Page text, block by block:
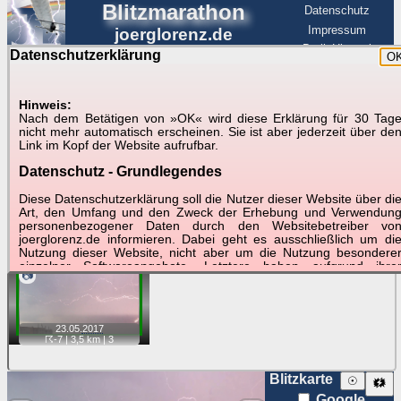
Datenschutzerklärung
Hinweis:
Nach dem Betätigen von »OK« wird diese Erklärung für 30 Tage
nicht mehr automatisch erscheinen. Sie ist aber jederzeit über den
Link im Kopf der Website aufrufbar.
Datenschutz - Grundlegendes
Diese Datenschutzerklärung soll die Nutzer dieser Website über die
Art, den Umfang und den Zweck der Erhebung und Verwendung
personenbezogener Daten durch den Websitebetreiber von
joerglorenz.de informieren. Dabei geht es ausschließlich um die
Nutzung dieser Website, nicht aber um die Nutzung besonderer
einzelner Softwareangebote. Letztere haben aufgrund ihrer
Funktionen Besonderheiten, so dass verschiedene Daten
gespeichert werden müssen, die für das Funktionieren erforderlich
Funktionen möglichst erfundene Daten verwenden. Ansonsten wird
auf die spezifischen Besonderheiten beim jeweiligen Angebot
gesondert hingewiesen.
Generell gilt: Wenn Sie ein Angebot bei den Add-Ins nutzen, bei
dem Daten übertragen werden, werden diese Daten auf dem
Blitzmarathon
joerglorenz.de
Datenschutz
Impressum
BerlinHimmel
Blitzmarathon
Gewitter über Berlin:
23.05.2017
Tipp:Auf der Karte beim Einzelfoto können
Sie auf ihre Position tippen und sehen, wie
weit die gewählte Position zu den Blitzen auf dem Foto bzw.
im Video entfernt ist. Quelle der Blitzdaten:
kachelmannwetter. Doppelklick auf Thumb zum Anzeigen.
📷
23.05. 2017
☈-7| 3,5 km |3
Blitzkarte 🗱
☉